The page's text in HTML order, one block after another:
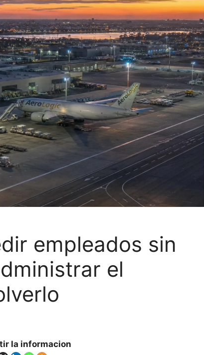
empleados sin
el
la informacion